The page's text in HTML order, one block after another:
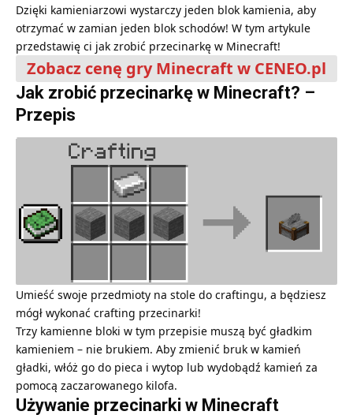
Dzięki kamieniarzowi wystarczy jeden blok kamienia, aby
otrzymać w zamian jeden blok schodów! W tym artykule
przedstawię ci jak zrobić przecinarkę w Minecraft!
Zobacz cenę gry Minecraft w CENEO.pl
Jak zrobić przecinarkę w Minecraft? –
Przepis
Umieść swoje przedmioty na stole do craftingu, a będziesz
mógł wykonać crafting przecinarki!
Trzy kamienne bloki w tym przepisie muszą być gładkim
kamieniem – nie brukiem. Aby zmienić bruk w kamień
gładki, włóż go do pieca i wytop lub wydobądź kamień za
pomocą zaczarowanego kilofa.
Używanie przecinarki w Minecraft